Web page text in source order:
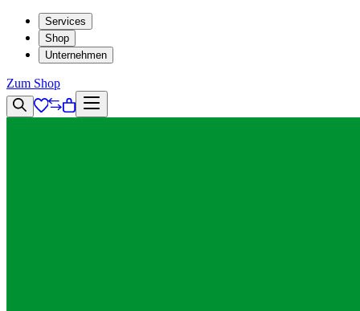
Services
Shop
Unternehmen
Zum Shop